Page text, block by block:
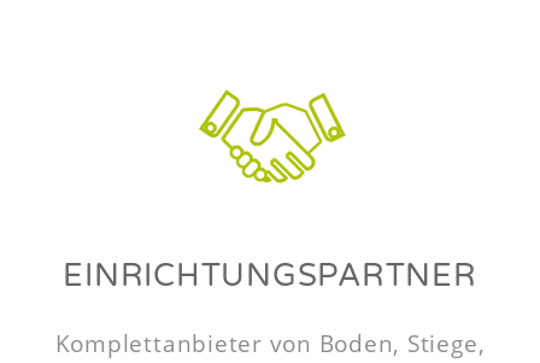
EINRICHTUNGSPARTNER
Komplettanbieter von Boden, Stiege,